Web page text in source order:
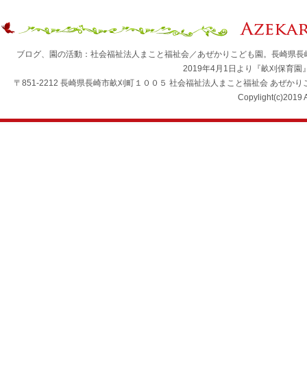
ブログ、園の活動：社会福祉法人まこと福祉会／あぜかりこども園。長崎
2019年4月1日より『畝刈保育園
〒851-2212 長崎県長崎市畝刈町１００５ 社会福祉法人まこと福祉会 あぜ
Copylight(c)2019